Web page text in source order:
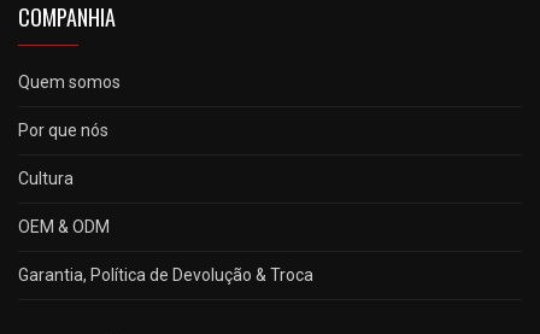
COMPANHIA
Quem somos
Por que nós
Cultura
OEM & ODM
Garantia, Política de Devolução & Troca